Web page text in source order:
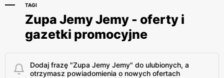
TAGI
Zupa Jemy Jemy - oferty i
gazetki promocyjne
Dodaj frazę "Zupa Jemy Jemy" do ulubionych, a
otrzymasz powiadomienia o nowych ofertach